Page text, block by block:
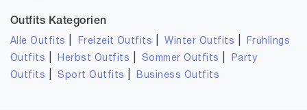
Outfits Kategorien
Alle Outfits Freizeit Outfits |Winter Outfits
Frühlings
Outfits
Herbst Outfits Sommer Outfits
Party
Outfits
Sport Outfits Business Outfits